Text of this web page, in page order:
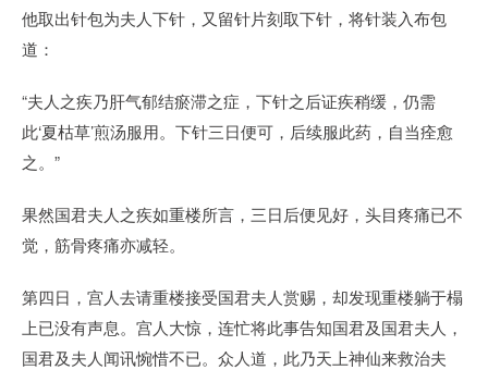
他取出针包为夫人下针，又留针片刻取下针，将针装入布包
道：
“夫人之疾乃肝气郁结瘀滞之症，下针之后证疾稍缓，仍需
此‘夏枯草’煎汤服用。下针三日便可，后续服此药，自当痊愈
之。”
果然国君夫人之疾如重楼所言，三日后便见好，头目疼痛已不
觉，筋骨疼痛亦减轻。
第四日，宫人去请重楼接受国君夫人赏赐，却发现重楼躺于榻
上已没有声息。宫人大惊，连忙将此事告知国君及国君夫人，
国君及夫人闻讯惋惜不已。众人道，此乃天上神仙来救治夫